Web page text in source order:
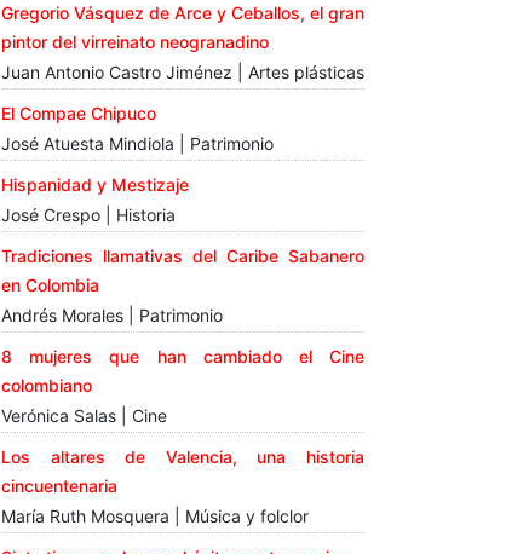
Gregorio Vásquez de Arce y Ceballos, el gran
pintor del virreinato neogranadino
Juan Antonio Castro Jiménez | Artes plásticas
El Compae Chipuco
José Atuesta Mindiola | Patrimonio
Hispanidad y Mestizaje
José Crespo | Historia
Tradiciones llamativas del Caribe Sabanero
en Colombia
Andrés Morales | Patrimonio
8 mujeres que han cambiado el Cine
colombiano
Verónica Salas | Cine
Los altares de Valencia, una historia
cincuentenaria
María Ruth Mosquera | Música y folclor